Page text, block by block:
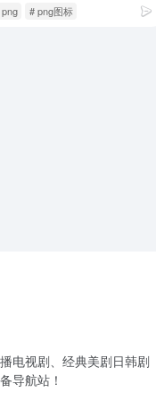
# png图标
电视剧、经典美剧日韩剧
导航站！